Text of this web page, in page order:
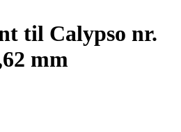
til Calypso nr.
mm